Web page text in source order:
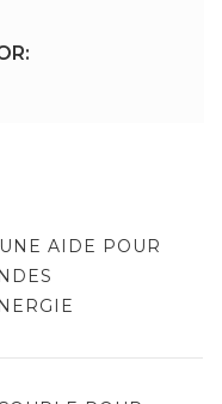
AIDE POUR